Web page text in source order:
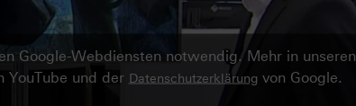
Google-Webdiensten notwendig. Mehr in unseren
YouTube und der Datenschutzerklärungvon Google.